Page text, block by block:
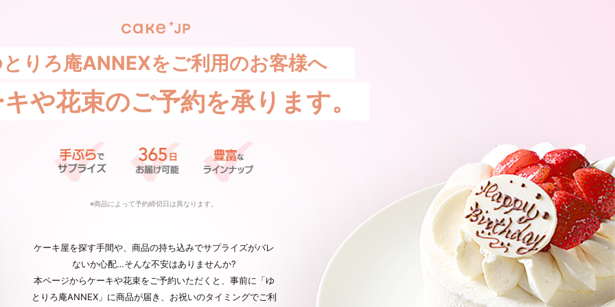
りろ庵ANNEXをご利用のお客様へ
や花束のご予約を承ります。
※商品によって予約締切日は異なります。
ケーキ屋を探す手間や、商品の持ち込みでサプライズがバレ
ないか心配…そんな不安はありませんか?
本ページからケーキや花束をご予約いただくと、事前に「ゆ
とりろ庵ANNEX」に商品が届き、お祝いのタイミングでご利